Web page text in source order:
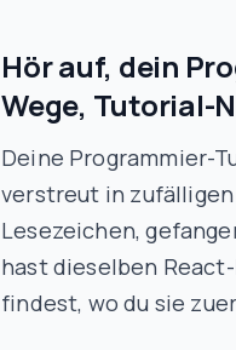
Hör auf, dein
Wege, Tutorial-
Deine Programmier-
verstreut in
Lesezeichen,
hast dieselben
findest, wo du sie